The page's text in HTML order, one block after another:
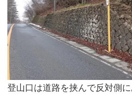
登山口は道路を挟んで反対側に